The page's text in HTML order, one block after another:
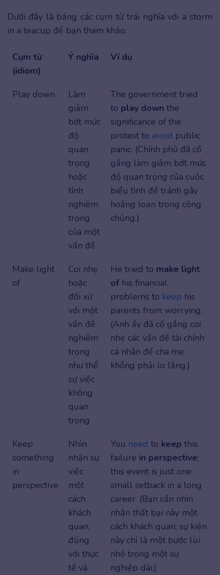
Dưới đây là bảng các cụm từ trái nghĩa với a storm
in a teacup để bạn tham khảo:
Cụm từ
(idiom)
Ý nghĩa Ví dụ
Play down
Làm
giảm
bớt mức
độ
quan
trọng
hoặc
tính
nghiêm
trọng
của một
vấn đề
The government tried
to play down the
significance of the
protest to avoid public
panic. (Chính phủ đã cố
gắng làm giảm bớt mức
độ quan trọng của cuộc
biểu tình để tránh gây
hoảng loạn trong công
chúng.)
Make light
of
Coi nhẹ
hoặc
đối xử
với một
vấn đề
nghiêm
trọng
như thể
sự việc
không
quan
trọng
He tried to make light
of his financial
problems to keep his
parents from worrying.
(Anh ấy đã cố gắng coi
nhẹ các vấn đề tài chính
cá nhân để cha mẹ
không phải lo lắng.)
Keep
something
in
perspective
Nhìn
nhận sự
việc
một
cách
khách
quan,
đúng
với thực
tế và
You need to keep this
failure in perspective;
this event is just one
small setback in a long
career. (Bạn cần nhìn
nhận thất bại này một
cách khách quan; sự kiện
này chỉ là một bước lùi
nhỏ trong một sự
nghiệp dài.)